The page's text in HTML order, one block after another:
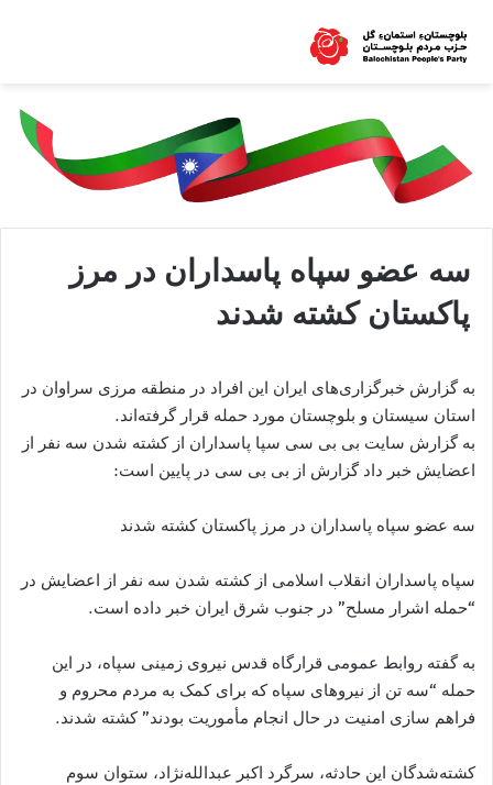
سه عضو سپاه پاسداران در مرز
پاکستان کشته شدند
به گزارش خبرگزاری‌های ایران این افراد در منطقه مرزی سراوان در
استان سیستان و بلوچستان مورد حمله قرار گرفته‌اند.
به گزارش سایت بی بی سی سپا پاسداران از کشته شدن سه نفر از
اعضایش خبر داد گزارش از بی بی سی در پایین است:
سه عضو سپاه پاسداران در مرز پاکستان کشته شدند
سپاه پاسداران انقلاب اسلامی از کشته شدن سه نفر از اعضایش در
“حمله اشرار مسلح” در جنوب شرق ایران خبر داده است.
به گفته روابط عمومی قرارگاه قدس نیروی زمینی سپاه، در این
حمله “سه تن از نیروهای سپاه که برای کمک به مردم محروم و
فراهم سازی امنیت در حال انجام مأموریت بودند” کشته شدند.
کشته‌شدگان این حادثه، سرگرد اکبر عبدالله‌نژاد، ستوان سوم